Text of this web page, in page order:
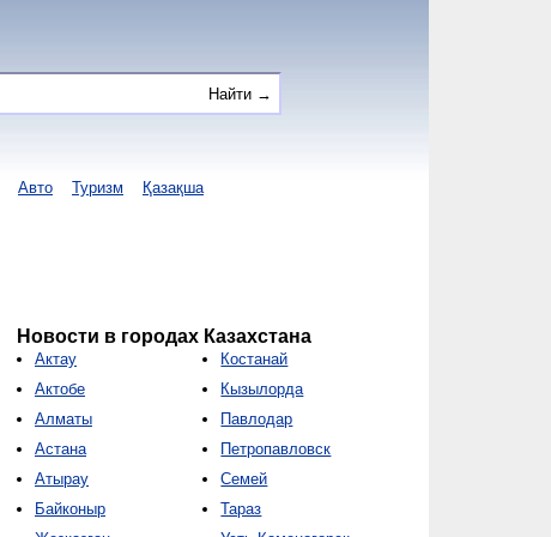
Авто Туризм Қазақша
Новости в городах Казахстана
Актау
Актобе
Алматы
Астана
Атырау
Байконыр
Костанай
Кызылорда
Павлодар
Петропавловск
Семей
Тараз